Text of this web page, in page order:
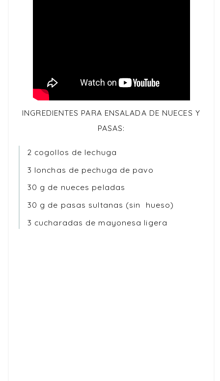
INGREDIENTES PARA ENSALADA DE NUECES Y
PASAS:
2 cogollos de lechuga
3 lonchas de pechuga de pavo
30 g de nueces peladas
30 g de pasas sultanas (sin hueso)
3 cucharadas de mayonesa ligera